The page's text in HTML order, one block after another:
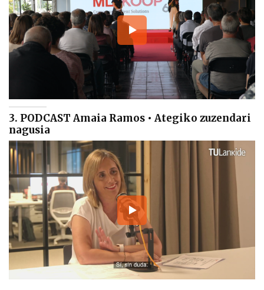
3. PODCAST Amaia Ramos • Ategiko zuzendari
nagusia